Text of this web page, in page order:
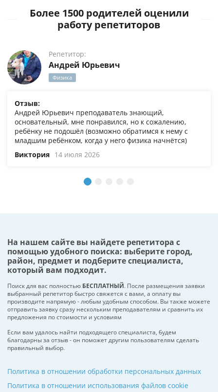
Более 1500 родителей оценили
работу репетиторов
Репетитор:
Андрей Юрьевич
Физика
Отзыв:
Андрей Юрьевич преподаватель знающий,
основательный, мне понравился, но к сожалению,
ребёнку не подошёл (возможно обратимся к нему с
младшим ребёнком, когда у него физика начнётся)
Виктория 14 июля 2026
На нашем сайте вы найдете репетитора с
помощью удобного поиска: выберите город,
район, предмет и подберите специалиста,
который вам подходит.
Поиск для вас полностью БЕСПЛАТНЫЙ. После размещения заявки
выбранный репетитор быстро свяжется с вами, а оплату вы
производите напрямую - любым удобным способом. Вы также можете
отправить заявку сразу нескольким преподавателям и сравнить их
предложения по стоимости и условиям
Если вам удалось найти подходящего специалиста, будем
благодарны за отзыв - он поможет другим пользователям сделать
правильный выбор.
Политика в отношении обработки персональных данных
Политика в отношении использования файлов cookie